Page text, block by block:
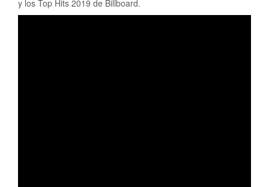
y los Top Hits 2019 de Billboard.